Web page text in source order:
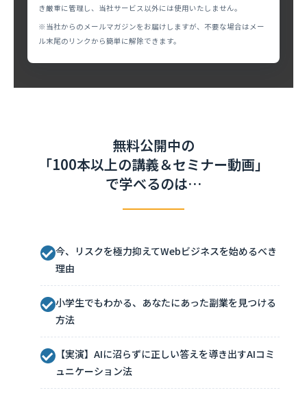
き厳重に管理し、当社サービス以外には使用いたしません。
※当社からのメールマガジンをお届けしますが、不要な場合はメー
ル末尾のリンクから簡単に解除できます。
無料公開中の
「100本以上の講義＆セミナー動画」
で学べるのは…
今、リスクを極力抑えてWebビジネスを始めるべき
理由
小学生でもわかる、あなたにあった副業を見つける
方法
【実演】AIに沼らずに正しい答えを導き出すAIコミ
ュニケーション法